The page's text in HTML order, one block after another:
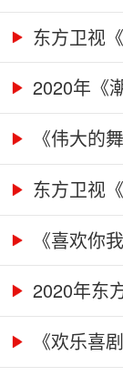
东方卫视
2020年《
《伟大的
（硬...
东方卫视
《喜欢你
卫...2020年东
《欢乐喜